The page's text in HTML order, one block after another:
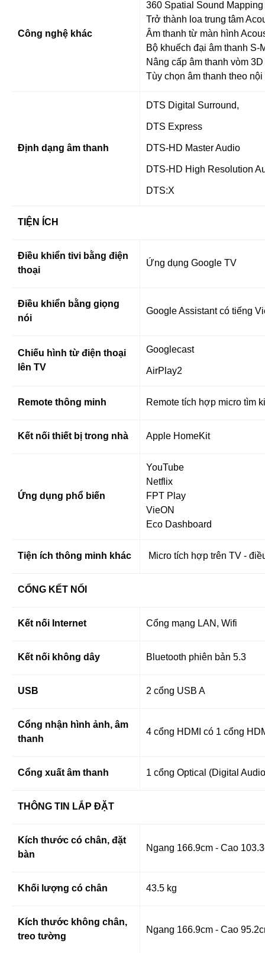
Công nghệ khác
360 Spatial Sound Mapping
Trở thành loa trung tâm
Âm thanh từ màn hình
Bộ khuếch đại âm thanh S-
Nâng cấp âm thanh vòm
Tùy chọn âm thanh theo
Định dạng âm thanh
DTS Digital Surround,
DTS Express
DTS-HD Master Audio
DTS-HD High Resolution
DTS:X
TIỆN ÍCH
Điều khiển tivi bằng điện
thoại
Ứng dụng Google TV
Điều khiển bằng giọng
nói
Google Assistant có tiếng
Chiếu hình từ điện thoại
lên TV
Googlecast
AirPlay2
Remote thông minh Remote tích hợp micro tìm
Kết nối thiết bị trong nhà Apple HomeKit
Ứng dụng phổ biến
YouTube
Netflix
FPT Play
VieON
Eco Dashboard
Tiện ích thông minh khác Micro tích hợp trên TV -
CỔNG KẾT NỐI
Kết nối Internet Cổng mạng LAN, Wifi
Kết nối không dây Bluetooth phiên bản 5.3
USB 2 cổng USB A
Cổng nhận hình ảnh, âm
thanh
4 cổng HDMI có 1 cổng
Cổng xuất âm thanh 1 cổng Optical (Digital
THÔNG TIN LẮP ĐẶT
Kích thước có chân, đặt
bàn
Ngang 166.9cm - Cao
Khối lượng có chân 43.5 kg
Kích thước không chân,
treo tường
Ngang 166.9cm - Cao